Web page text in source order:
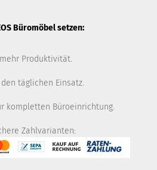
Büromöbel setzen:
Produktivität.
täglichen Einsatz.
kompletten Büroeinrichtung.
Zahlvarianten: